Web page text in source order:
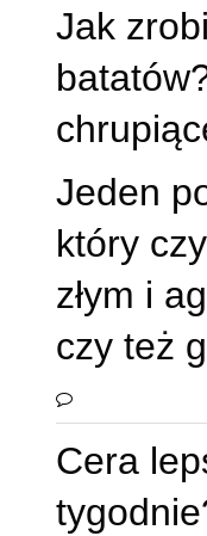
Jak
Jeden
który
złym i
czy też
Cera